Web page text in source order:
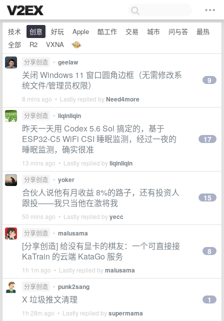
技术 创意 好玩 Apple 酷工作 交易 城市 问与答
最热
全部
R2 VXNA
分享创造 • geelaw
关闭 Windows 11 窗口圆角边框（无需修改系
统文件/管理员权限）
8 mins ago • Lastly replied byNeed4more
9
分享创造 • liqinliqin
昨天一天用 Codex 5.6 Sol 搞定的，基于
ESP32-C5 WiFi CSI 睡眠监测，经过一夜的
睡眠监测，确实很准
13 mins ago • Lastly replied byliqinliqin
17
分享创造 • yoker
合伙人说他有月收益 8%的路子，还有投资人
跟投——我只当他在激将我
50 mins ago • Lastly replied byyecc
15
分享创造 • malusama
[分享创造] 给没有显卡的棋友：一个可直接接
KaTrain 的云端 KataGo 服务
1h 1m ago • Lastly replied bymalusama
8
分享创造 • punk2sang
X 垃圾推文清理
1h 28m ago • Lastly replied bysupermama
1